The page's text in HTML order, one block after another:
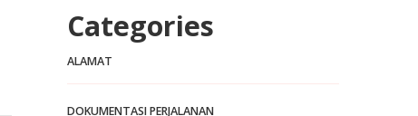
Categories
ALAMAT
DOKUMENTASI PERJALANAN